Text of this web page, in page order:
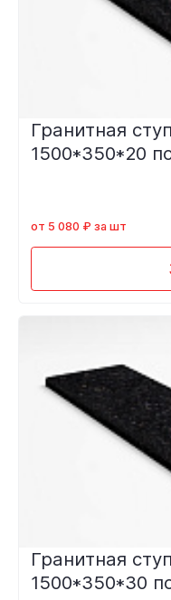
Гранитная
1500*350*20
от 5 080 ₽ за шт
Гранитная
1500*350*30